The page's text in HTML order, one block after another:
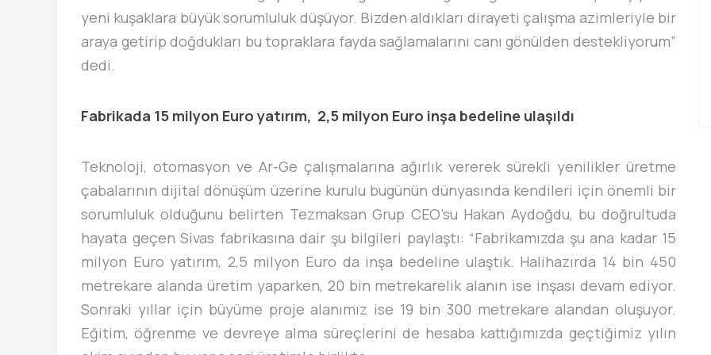
yeni kuşaklara büyük sorumluluk düşüyor. Bizden aldıkları dirayeti çalışma azimleriyle bir
araya getirip doğdukları bu topraklara fayda sağlamalarını canı gönülden destekliyorum”
dedi.
Fabrikada 15 milyon Euro yatırım, 2,5 milyon Euro inşa bedeline ulaşıldı
Teknoloji, otomasyon ve Ar-Ge çalışmalarına ağırlık vererek sürekli yenilikler üretme
çabalarının dijital dönüşüm üzerine kurulu bugünün dünyasında kendileri için önemli bir
sorumluluk olduğunu belirten Tezmaksan Grup CEO’su Hakan Aydoğdu, bu doğrultuda
hayata geçen Sivas fabrikasına dair şu bilgileri paylaştı: “Fabrikamızda şu ana kadar 15
milyon Euro yatırım, 2,5 milyon Euro da inşa bedeline ulaştık. Halihazırda 14 bin 450
metrekare alanda üretim yaparken, 20 bin metrekarelik alanın ise inşası devam ediyor.
Sonraki yıllar için büyüme proje alanımız ise 19 bin 300 metrekare alandan oluşuyor.
Eğitim, öğrenme ve devreye alma süreçlerini de hesaba kattığımızda geçtiğimiz yılın